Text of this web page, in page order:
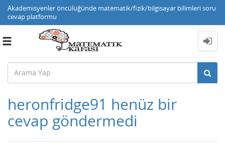
Akademisyenler öncülüğünde matematik/fizik/bilgisayar bilimleri soru
cevap platformu
Toggle
heronfridge91 henüz bir
cevap göndermedi